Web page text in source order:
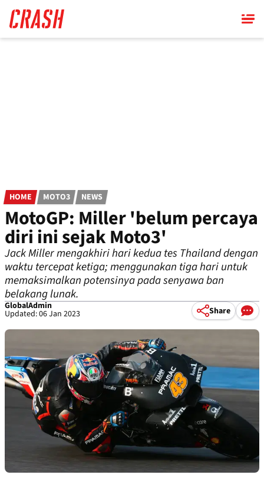
main
content
HOME MOTO3 NEWS
MotoGP: Miller 'belum percaya
diri ini sejak Moto3'
Jack Miller mengakhiri hari kedua tes Thailand dengan
waktu tercepat ketiga; menggunakan tiga hari untuk
memaksimalkan potensinya pada senyawa ban
belakang lunak.
GlobalAdmin
Updated: 06 Jan 2023 Share